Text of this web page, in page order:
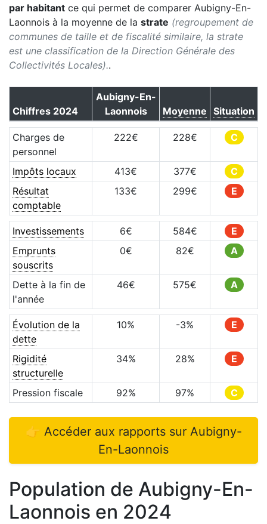
par habitant ce qui permet de comparer Aubigny-En-
Laonnois à la moyenne de la strate (regroupement de
communes de taille et de fiscalité similaire, la strate
est une classification de la Direction Générale des
Collectivités Locales)..
Chiffres 2024
Aubigny-En-
Laonnois
Moyenne Situation
Charges de
personnel
222€ 228€ C
Impôts locaux 413€ 377€
C
Résultat
comptable
133€ 299€ E
Investissements 6€ 584€
E
Emprunts
souscrits
0€ 82€ A
Dette à la fin de
l'année
46€ 575€ A
Évolution de la
dette
10% -3% E
Rigidité
structurelle
34% 28% E
Pression fiscale 92% 97% C
👉 Accéder aux rapports sur Aubigny-
En-Laonnois
Population de Aubigny-En-
Laonnois en 2024